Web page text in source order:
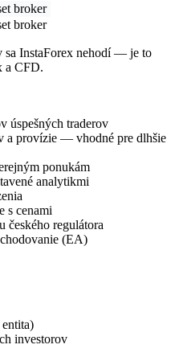
broker
broker
sa InstaForex nehodí — je to
a CFD.
úspešných traderov
a provízie — vhodné pre dlhšie
ponukám
analytikmi
s cenami
českého regulátora
(EA)
investorov